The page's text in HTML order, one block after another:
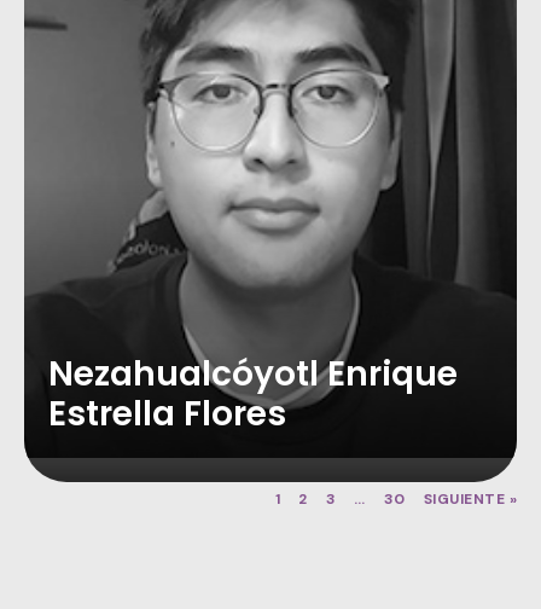
Nezahualcóyotl Enrique
Estrella Flores
1 2 3 … 30 SIGUIENTE »